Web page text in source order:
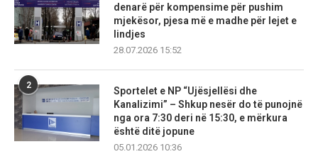
denarë për kompensime për pushim
mjekësor, pjesa më e madhe për lejet e
lindjes
28.07.2026 15:52
2
Sportelet e NP “Ujësjellësi dhe
Kanalizimi” – Shkup nesër do të punojnë
nga ora 7:30 deri në 15:30, e mërkura
është ditë jopune
05.01.2026 10:36